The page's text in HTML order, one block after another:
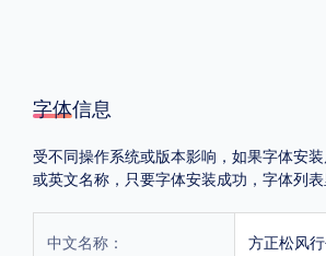
字体信息
受不同操作系统或版本影响，如果字体安
或英文名称，只要字体安装成功，字体列
中文名称： 方正松风